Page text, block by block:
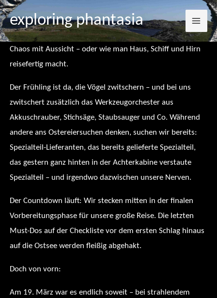
Zum
Inhalt
springen
exploring phantasia
Chaos mit Aussicht – oder wie man Haus, Schiff und Hirn
reisefertig macht.
Der Frühling ist da, die Vögel zwitschern – und bei uns
zwitschert zusätzlich das Werkzeugorchester aus
Akkuschrauber, Stichsäge, Staubsauger und Co. Während
andere ans Ostereiersuchen denken, suchen wir bereits:
Spezialteil-Lieferanten, das bereits gelieferte Spezialteil,
das gestern ganz hinten in der Achterkabine verstaute
Spezialteil – und irgendwo dazwischen unsere Nerven.
Der Countdown läuft: Wir stecken mitten in der finalen
Vorbereitungsphase für unsere große Reise. Die letzten
Must-Dos auf der Checkliste vor dem ersten Schlag hinaus
auf die Ostsee werden fleißig abgehakt.
Doch von vorn:
Am 19. März war es endlich soweit – bei strahlendem